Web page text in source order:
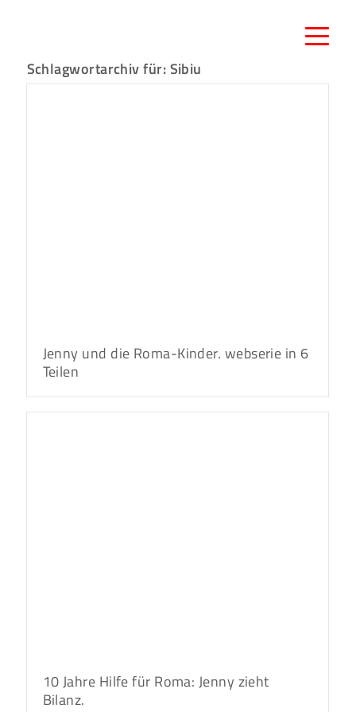
Schlagwortarchiv für:Sibiu
Jenny und die Roma-Kinder. webserie in 6
Teilen
10 Jahre Hilfe für Roma: Jenny zieht
Bilanz.